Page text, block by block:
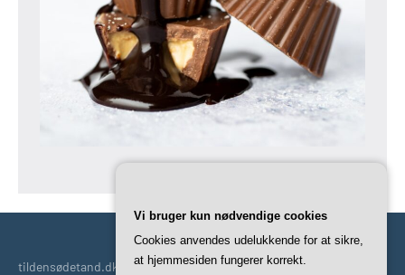
tildensødetand.dk | En god kilde til indhold til den søde tand.
Vi bruger kun nødvendige cookies
Cookies anvendes udelukkende for at sikre,
at hjemmesiden fungerer korrekt.